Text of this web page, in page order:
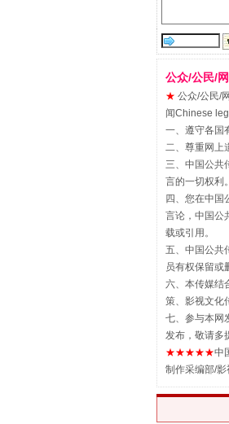
公众/公民/
★ 公众/公民/
闻Chinese
一、遵守各国
二、尊重网上
三、中国公共
言的一切权利。
四、您在中
言论，中国公
载或引用。
五、中国公共
员有权保留或
六、本传媒结
策、影视文化
七、参与本网
发布，敬请多
★★★★★中
制作采编部/影